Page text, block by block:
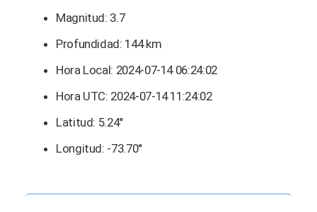
Magnitud: 3.7
Profundidad: 144 km
Hora Local: 2024-07-14 06:24:02
Hora UTC: 2024-07-14 11:24:02
Latitud: 5.24°
Longitud: -73.70°